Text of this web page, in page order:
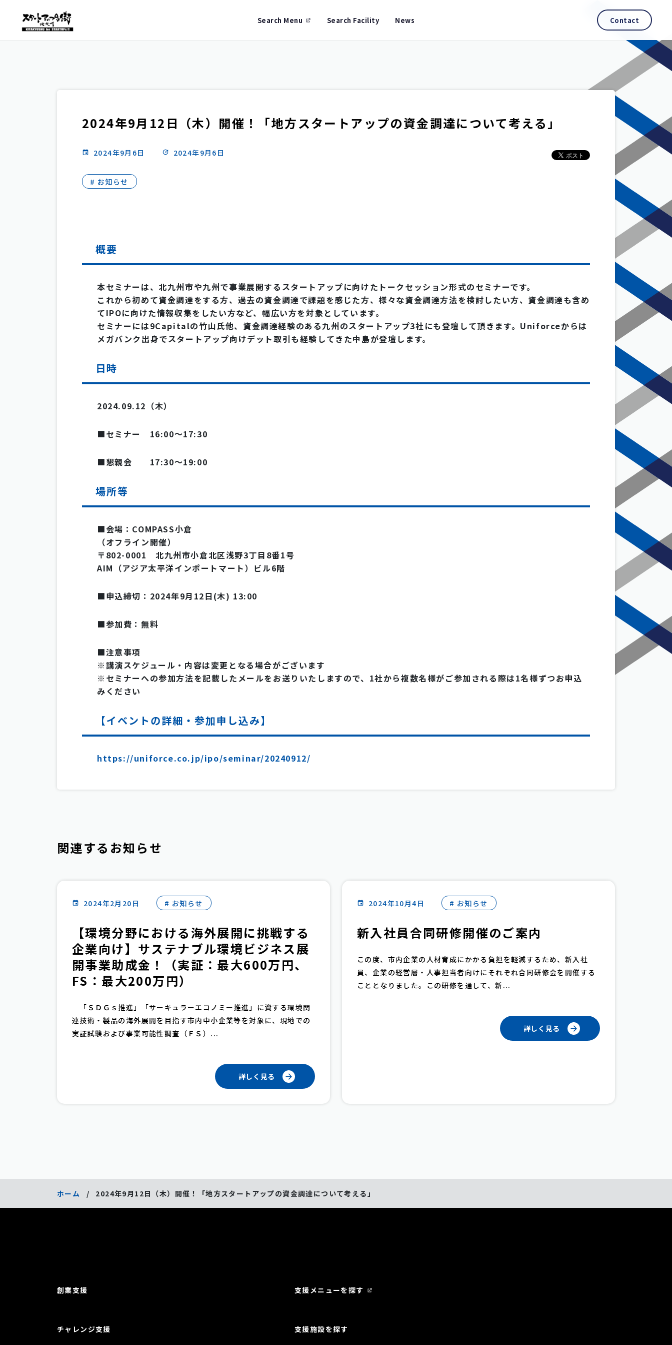
Search Menu Search Facility News Contact
2024年9月12日（木）開催！「地方スタートアップの資金調達について考える」
2024年9月6日 2024年9月6日
# お知らせ
概要
本セミナーは、北九州市や九州で事業展開するスタートアップに向けたトークセッション形式のセミナーです。
これから初めて資金調達をする方、過去の資金調達で課題を感じた方、様々な資金調達方法を検討したい方、資金調達も含め
てIPOに向けた情報収集をしたい方など、幅広い方を対象としています。
セミナーには9Capitalの竹山氏他、資金調達経験のある九州のスタートアップ3社にも登壇して頂きます。Uniforceからは
メガバンク出身でスタートアップ向けデット取引も経験してきた中島が登壇します。
日時
2024.09.12（木）
■セミナー 16:00〜17:30
■懇親会 17:30〜19:00
場所等
■会場：COMPASS小倉
（オフライン開催）
〒802-0001 北九州市小倉北区浅野3丁目8番1号
AIM（アジア太平洋インポートマート）ビル6階
■申込締切：2024年9月12日(木) 13:00
■参加費：無料
■注意事項
※講演スケジュール・内容は変更となる場合がございます
※セミナーへの参加方法を記載したメールをお送りいたしますので、1社から複数名様がご参加される際は1名様ずつお申込
みください
【イベントの詳細・参加申し込み】
https://uniforce.co.jp/ipo/seminar/20240912/
関連するお知らせ
2024年2月20日 # お知らせ
【環境分野における海外展開に挑戦する
企業向け】サステナブル環境ビジネス展
開事業助成金！（実証：最大600万円、
FS：最大200万円）
「ＳＤＧｓ推進」「サーキュラーエコノミー推進」に資する環境関
連技術・製品の海外展開を目指す市内中小企業等を対象に、現地での
実証試験および事業可能性調査（ＦＳ）...
詳しく見る
2024年10月4日 # お知らせ
新入社員合同研修開催のご案内
この度、市内企業の人材育成にかかる負担を軽減するため、新入社
員、企業の経営層・人事担当者向けにそれぞれ合同研修会を開催する
こととなりました。この研修を通して、新...
詳しく見る
ホーム / 2024年9月12日（木）開催！「地方スタートアップの資金調達について考える」
創業支援
チャレンジ支援
支援メニューを探す
支援施設を探す